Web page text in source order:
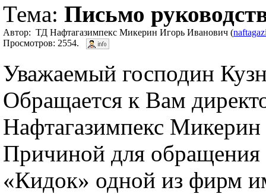
Тема: Письмо
Автор: ТД Нафтагазимпекс Микерин Игорь Иванович (
Просмотров: 2554.
Уважаемый господин
Обращается к Вам
Нафтагазимпекс
Причиной для
«Кидок» одной из фирм